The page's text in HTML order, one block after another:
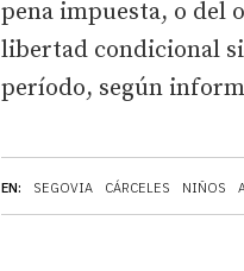
EN: SEGOVIA CÁRCELES NIÑOS
pena impuesta, o del
libertad condicional
período, según